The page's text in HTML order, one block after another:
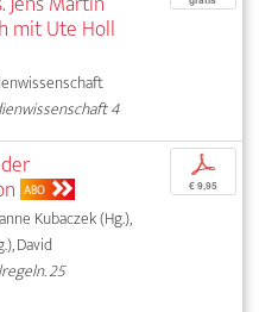
mit Ute Holl
4
ABO
Kubaczek (Hg.),
David
25
p
€ 9,95